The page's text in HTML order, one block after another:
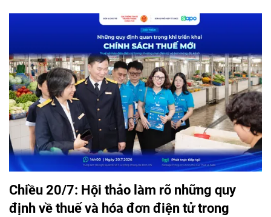
Chiều 20/7: Hội thảo làm rõ những quy
định về thuế và hóa đơn điện tử trong